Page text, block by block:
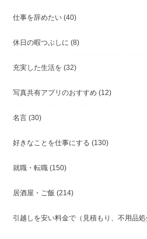
仕事を辞めたい (40)
休日の暇つぶしに (8)
充実した生活を (32)
写真共有アプリのおすすめ (12)
名言 (30)
好きなことを仕事にする (130)
就職・転職 (150)
居酒屋・ご飯 (214)
引越しを安い料金で（見積もり、不用品処